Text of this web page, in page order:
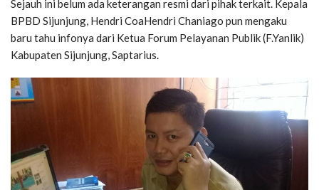
Sejauh ini belum ada keterangan resmi dari pihak terkait. Kepala
BPBD Sijunjung, Hendri CoaHendri Chaniago pun mengaku
baru tahu infonya dari Ketua Forum Pelayanan Publik (F.Yanlik)
Kabupaten Sijunjung, Saptarius.